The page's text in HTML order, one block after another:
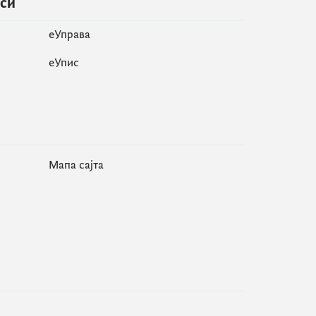
еУправа
eУпис
Мапа сајта